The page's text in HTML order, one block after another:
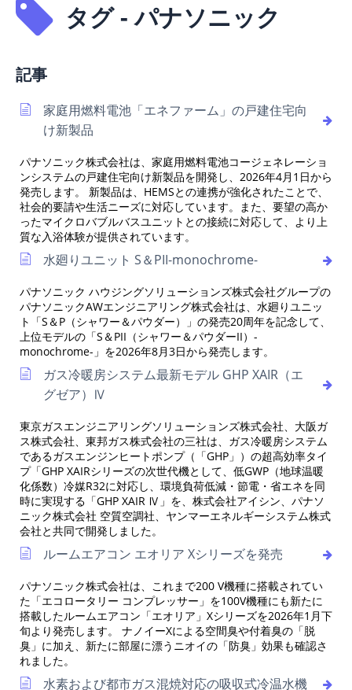
タグ - パナソニック
記事
家庭用燃料電池「エネファーム」の戸建住宅向
け新製品
パナソニック株式会社は、家庭用燃料電池コージェネレーショ
ンシステムの戸建住宅向け新製品を開発し、2026年4月1日から
発売します。 新製品は、HEMSとの連携が強化されたことで、
社会的要請や生活ニーズに対応しています。また、要望の高か
ったマイクロバブルバスユニットとの接続に対応して、より上
質な入浴体験が提供されています。
水廻りユニット S＆PII-monochrome-
パナソニック ハウジングソリューションズ株式会社グループの
パナソニックAWエンジニアリング株式会社は、水廻りユニッ
ト「S＆P（シャワー＆パウダー）」の発売20周年を記念して、
上位モデルの「S＆PII（シャワー＆パウダーII）-
monochrome-」を2026年8月3日から発売します。
ガス冷暖房システム最新モデル GHP XAIR（エ
グゼア）Ⅳ
東京ガスエンジニアリングソリューションズ株式会社、大阪ガ
ス株式会社、東邦ガス株式会社の三社は、ガス冷暖房システム
であるガスエンジンヒートポンプ（「GHP」）の超高効率タイ
プ「GHP XAIRシリーズの次世代機として、低GWP（地球温暖
化係数）冷媒R32に対応し、環境負荷低減・節電・省エネを同
時に実現する「GHP XAIR Ⅳ」を、株式会社アイシン、パナソ
ニック株式会社 空質空調社、ヤンマーエネルギーシステム株式
会社と共同で開発しました。
ルームエアコン エオリア Xシリーズを発売
パナソニック株式会社は、これまで200 V機種に搭載されてい
た「エコロータリー コンプレッサー」を100V機種にも新たに
搭載したルームエアコン「エオリア」Xシリーズを2026年1月下
旬より発売します。 ナノイーXによる空間臭や付着臭の「脱
臭」に加え、新たに部屋に漂うニオイの「防臭」効果も確認さ
れました。
水素および都市ガス混焼対応の吸収式冷温水機